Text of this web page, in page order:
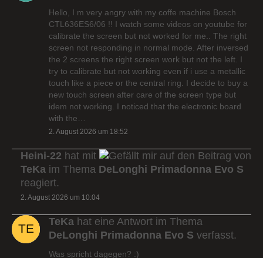
Hello, I m very angry with my coffe machine Bosch
CTL636ES6/06 !! I watch some videos on youtube for
calibrate the screen but not worked for me.. The right
screen not responding in normal mode. After inversed
the 2 screens the right screen work but not the left. I
try to calibrate but not working even if i use a metallic
touch like a piece or the central ring. I decide to buy a
new touch screen after care of the screen type but
idem not working. I noticed that the electronic board
with the…
2. August 2026 um 18:52
Heini-22 hat mit
auf den Beitrag von
TeKa im Thema DeLonghi Primadonna Evo S
reagiert.
2. August 2026 um 10:04
TeKa hat eine Antwort im Thema
DeLonghi Primadonna Evo S verfasst.
Was spricht dagegen? :)